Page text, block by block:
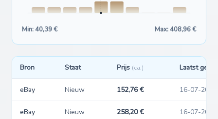
Min: 40,39 € Max: 408,96 €
Bron Staat Prijs (ca.) Laatst
eBay Nieuw 152,76 € 16-07-2026
eBay Nieuw 258,20 € 16-07-2026